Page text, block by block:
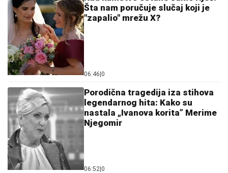
Šta nam poručuje slučaj koji je
"zapalio" mrežu X?
06:46 0
Porodična tragedija iza stihova
legendarnog hita: Kako su
nastala „Ivanova korita” Merime
Njegomir
06:52 0